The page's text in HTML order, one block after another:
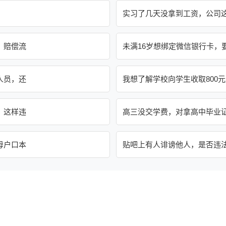
实习了几天没拿到工资，公司
赔偿流 未满16岁想绑定微信银行卡，
员，还 我想了解学校向学生收取800
这样违 高三没交学费，对拿高中毕业
户口本 贴吧上有人诽谤他人，是否违